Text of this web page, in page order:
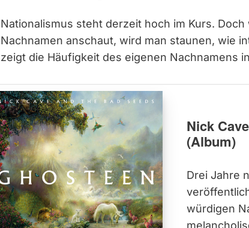
Nationalismus steht derzeit hoch im Kurs.
Nachnamen anschaut, wird man staunen, wie
zeigt die Häufigkeit des eigenen Nachnamens
Nick
(Album)
Drei Jahre
würdigen